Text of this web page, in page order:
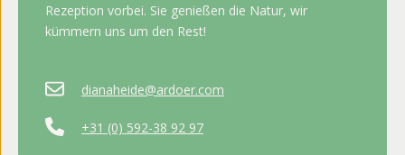
Rezeption vorbei. Sie genießen die Natur, wir
kümmern uns um den Rest!
dianaheide@ardoer.com
+31 (0) 592-38 92 97